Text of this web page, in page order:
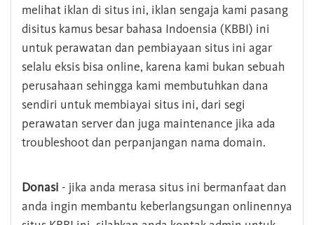
melihat iklan di situs ini, iklan sengaja kami pasang
disitus kamus besar bahasa Indoensia (KBBI) ini
untuk perawatan dan pembiayaan situs ini agar
selalu eksis bisa online, karena kami bukan sebuah
perusahaan sehingga kami membutuhkan dana
sendiri untuk membiayai situs ini, dari segi
perawatan server dan juga maintenance jika ada
troubleshoot dan perpanjangan nama domain.
Donasi - jika anda merasa situs ini bermanfaat dan
anda ingin membantu keberlangsungan onlinennya